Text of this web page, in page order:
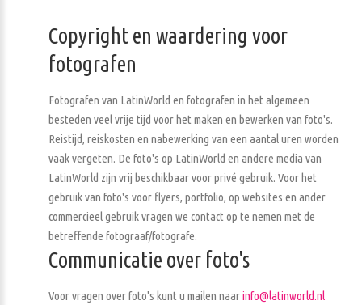
Copyright en waardering voor
fotografen
Fotografen van LatinWorld en fotografen in het algemeen
besteden veel vrije tijd voor het maken en bewerken van foto's.
Reistijd, reiskosten en nabewerking van een aantal uren worden
vaak vergeten. De foto's op LatinWorld en andere media van
LatinWorld zijn vrij beschikbaar voor privé gebruik. Voor het
gebruik van foto's voor flyers, portfolio, op websites en ander
commercieel gebruik vragen we contact op te nemen met de
betreffende fotograaf/fotografe.
Communicatie over foto's
Voor vragen over foto's kunt u mailen naarinfo@latinworld.nl